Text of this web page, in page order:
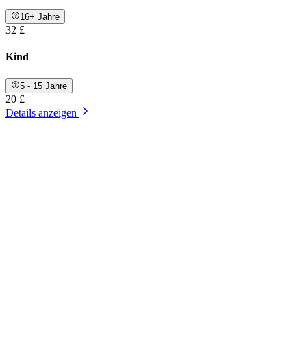
16+ Jahre
32 £
Kind
5 - 15 Jahre
20 £
Details anzeigen